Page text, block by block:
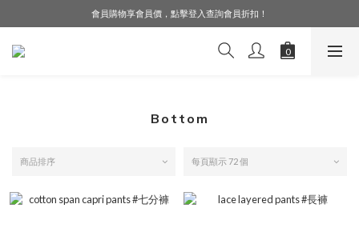
LINE好友募集中，加入就送購物金$50！
會員購物享會員價，點擊登入查詢會員折扣！
LINE好友募集中，加入就送購物金$50！
Bottom
商品排序 每頁顯示 72 個